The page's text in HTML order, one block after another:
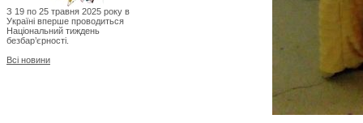
З 19 по 25 травня 2025 року в
Україні вперше проводиться
Національний тиждень
безбар’єрності.
Всі новини